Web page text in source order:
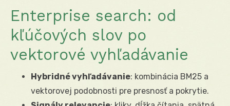
Enterprise search: od
kľúčových slov po
vektorové vyhľadávanie
Hybridné vyhľadávanie: kombinácia BM25 a
vektorovej podobnosti pre presnosť a pokrytie.